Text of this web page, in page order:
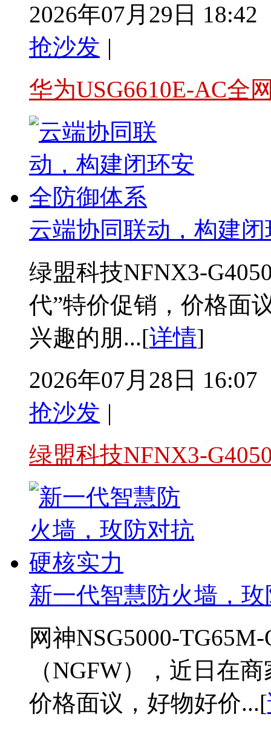
2026年07月29日 18:42
抢沙发 |
华为USG6610E-AC全
云端协同联动，构建
绿盟科技NFNX3-
代”特价促销，价格面
兴趣的朋...[详情]
2026年07月28日 16:07
抢沙发 |
绿盟科技NFNX3-
新一代智慧防火墙，
网神NSG5000-
（NGFW），近日在
价格面议，好物好价...[